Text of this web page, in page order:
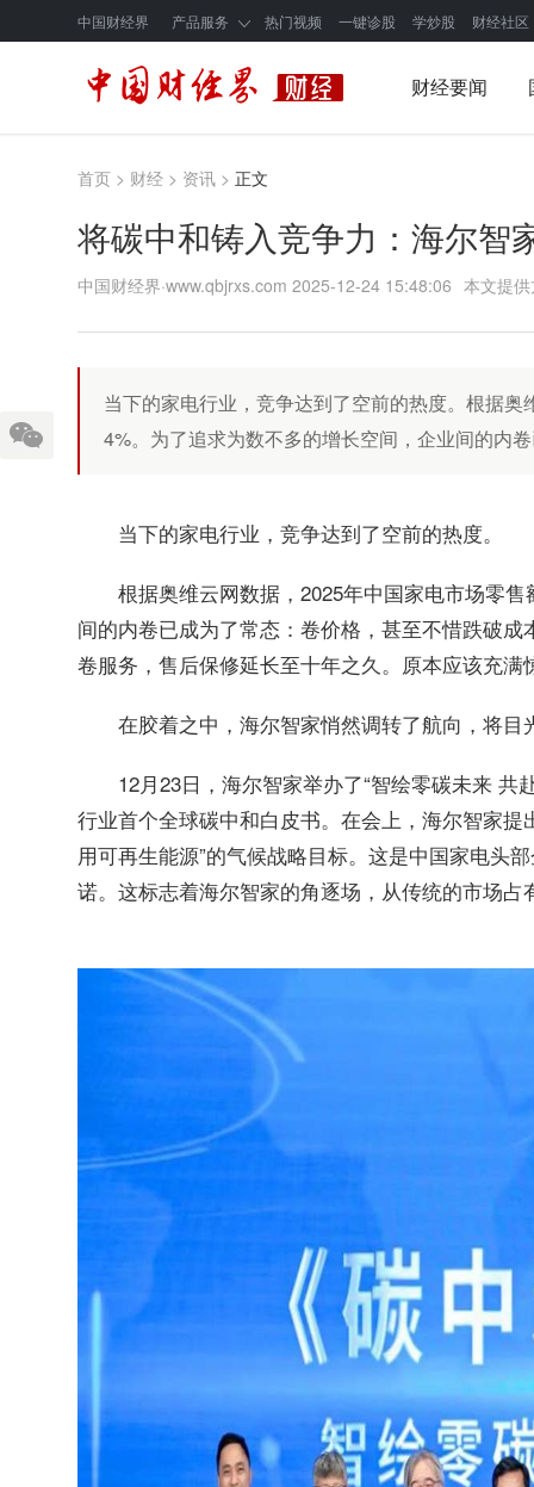
中国财经界 产品服务 热门视频 一键诊股 学炒股 财经社区
财经要闻
首页 > 财经 > 资讯 > 正文
将碳中和铸入竞争力：海尔智
中国财经界·www.qbjrxs.com 2025-12-24 15:48:06 本文提
当下的家电行业，竞争达到了空前的热度。根据
4%。为了追求为数不多的增长空间，企业间的内
当下的家电行业，竞争达到了空前的热度。
根据奥维云网数据，2025年中国家电市场零
间的内卷已成为了常态：卷价格，甚至不惜跌破
卷服务，售后保修延长至十年之久。原本应该充
在胶着之中，海尔智家悄然调转了航向，将目
12月23日，海尔智家举办了“智绘零碳未来
行业首个全球碳中和白皮书。在会上，海尔智家
用可再生能源”的气候战略目标。这是中国家电头
诺。这标志着海尔智家的角逐场，从传统的市场